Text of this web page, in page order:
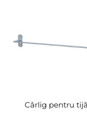
Cârlig pentru tijă